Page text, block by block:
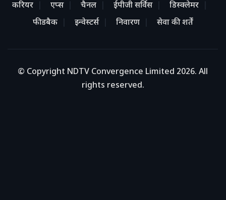
करियर
एप्स चैनल ईपीजी सर्विस
डिस्क्लेमर
फीडबैक
इन्वेस्टर्स निवारण सेवा की शर्तें
© Copyright NDTV Convergence Limited 2026. All
rights reserved.